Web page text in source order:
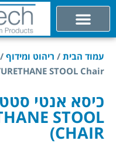
עמוד הבית / ריהוט ומידוף /
STOOL Chair)
STOOL
CHAIR)